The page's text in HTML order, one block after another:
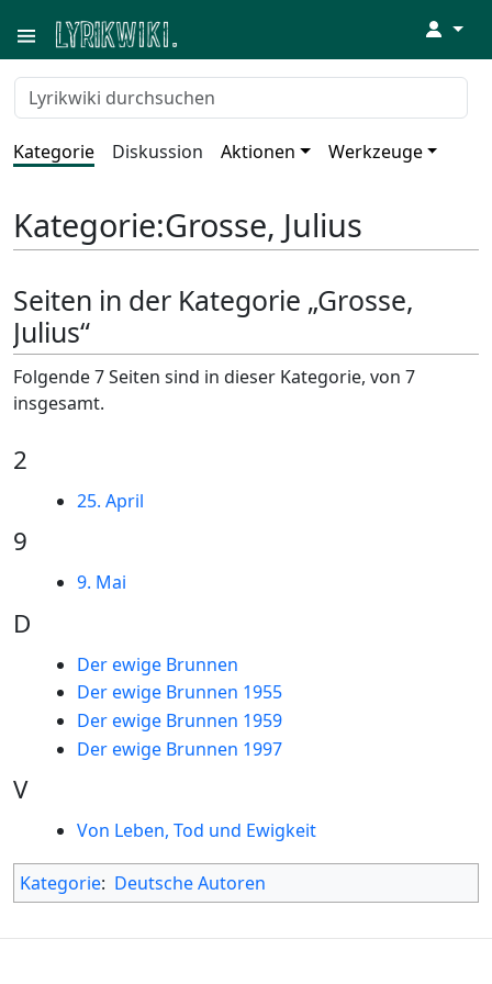
↓
Kategorie Diskussion Aktionen Werkzeuge
Kategorie:Grosse, Julius
Seiten in der Kategorie „Grosse,
Julius“
Folgende 7 Seiten sind in dieser Kategorie, von 7
insgesamt.
2
25. April
9
9. Mai
D
Der ewige Brunnen
Der ewige Brunnen 1955
Der ewige Brunnen 1959
Der ewige Brunnen 1997
V
Von Leben, Tod und Ewigkeit
Kategorie: Deutsche Autoren